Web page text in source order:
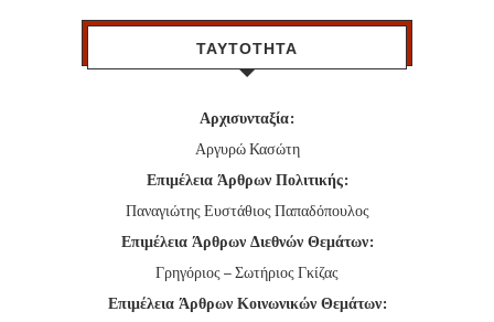
ΤΑΥΤΟΤΗΤΑ
Αρχισυνταξία:
Αργυρώ Κασώτη
Επιμέλεια Άρθρων Πολιτικής:
Παναγιώτης Ευστάθιος Παπαδόπουλος
Επιμέλεια Άρθρων Διεθνών Θεμάτων:
Γρηγόριος – Σωτήριος Γκίζας
Επιμέλεια Άρθρων Κοινωνικών Θεμάτων: